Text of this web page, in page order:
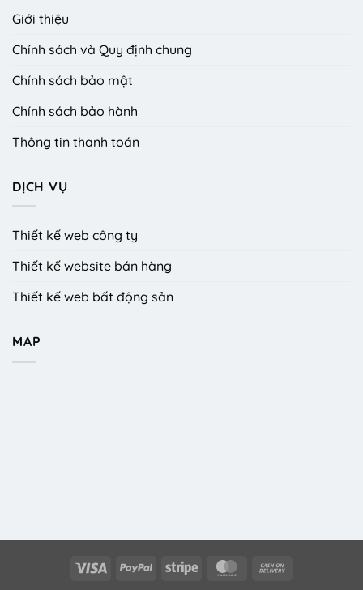
Giới thiệu
Chính sách và Quy định chung
Chính sách bảo mật
Chính sách bảo hành
Thông tin thanh toán
DỊCH VỤ
Thiết kế web công ty
Thiết kế website bán hàng
Thiết kế web bất động sản
MAP
Visa PayPal Stripe MasterCard